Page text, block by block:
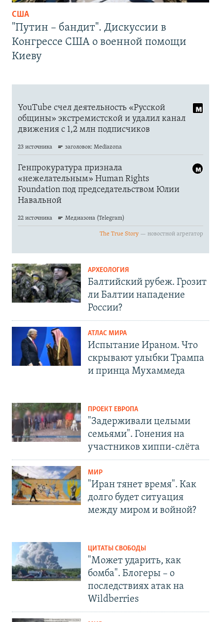
США
"Путин – бандит". Дискуссии в
Конгрессе США о военной помощи
Киеву
АРХЕОЛОГИЯ
Балтийский рубеж. Грозит
ли Балтии нападение
России?
АТЛАС МИРА
Испытание Ираном. Что
скрывают улыбки Трампа
и принца Мухаммеда
ПРОЕКТ ЕВРОПА
"Задерживали целыми
семьями". Гонения на
участников хиппи-слёта
МИР
"Иран тянет время". Как
долго будет ситуация
между миром и войной?
ЦИТАТЫ СВОБОДЫ
"Может ударить, как
бомба". Блогеры – о
последствиях атак на
Wildberries